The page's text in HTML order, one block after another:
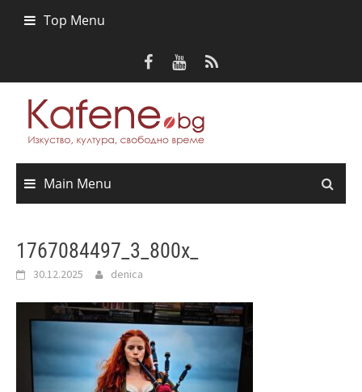
Top Menu
Main Menu
1767084497_3_800x_
30.12.2025 denica